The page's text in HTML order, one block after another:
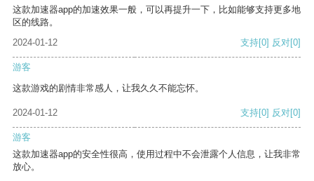
这款加速器app的加速效果一般，可以再提升一下，比如能够支持更多地
区的线路。
2024-01-12
支持[0] 反对[0]
游客
这款游戏的剧情非常感人，让我久久不能忘怀。
2024-01-12 支持[0] 反对[0]
游客
这款加速器app的安全性很高，使用过程中不会泄露个人信息，让我非常
放心。